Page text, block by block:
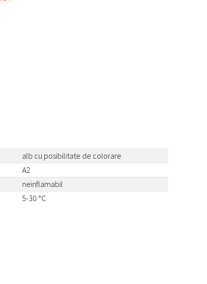
alb cu posibilitate de colorare
A2
neinflamabil
5-30 °C